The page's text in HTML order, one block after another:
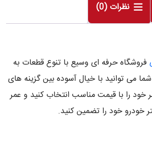
نظرات (0)
فروشگاه حرفه ای وسیع با تنوع قطعات به
می توانید با خیال آسوده بین گزینه های
خود را با قیمت مناسب انتخاب کنید و عمر
خودرو خود را تضمین کنید.